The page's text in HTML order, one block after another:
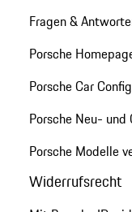
Fragen &
Porsche
Porsche Car
Porsche Neu-
Porsche Modelle
Widerrufsrecht